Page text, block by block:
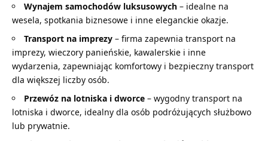
Wynajem samochodów luksusowych – idealne na
wesela, spotkania biznesowe i inne eleganckie okazje.
Transport na imprezy – firma zapewnia transport na
imprezy, wieczory panieńskie, kawalerskie i inne
wydarzenia, zapewniając komfortowy i bezpieczny transport
dla większej liczby osób.
Przewóz na lotniska i dworce – wygodny transport na
lotniska i dworce, idealny dla osób podróżujących służbowo
lub prywatnie.